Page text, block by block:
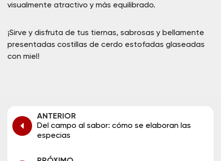
visualmente atractivo y más equilibrado.
¡Sirve y disfruta de tus tiernas, sabrosas y bellamente
presentadas costillas de cerdo estofadas glaseadas
con miel!
ANTERIOR
Del campo al sabor: cómo se elaboran las
especias